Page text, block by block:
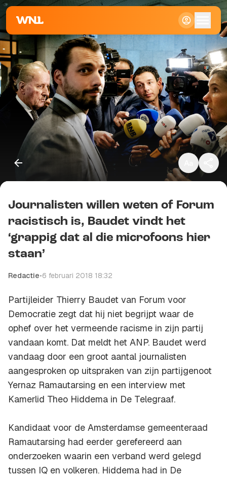
Klein
Standaard
Groot
Kopieer link
Journalisten willen weten of Forum
racistisch is, Baudet vindt het
‘grappig dat al die microfoons hier
staan’
Redactie•6 februari 2018 18:32
Partijleider Thierry Baudet van Forum voor
Democratie zegt dat hij niet begrijpt waar de
ophef over het vermeende racisme in zijn partij
vandaan komt. Dat meldt het ANP. Baudet werd
vandaag door een groot aantal journalisten
aangesproken op uitspraken van zijn partijgenoot
Yernaz Ramautarsing en een interview met
Kamerlid Theo Hiddema in De Telegraaf.
Kandidaat voor de Amsterdamse gemeenteraad
Ramautarsing had eerder gerefereerd aan
onderzoeken waarin een verband werd gelegd
tussen IQ en volkeren. Hiddema had in De